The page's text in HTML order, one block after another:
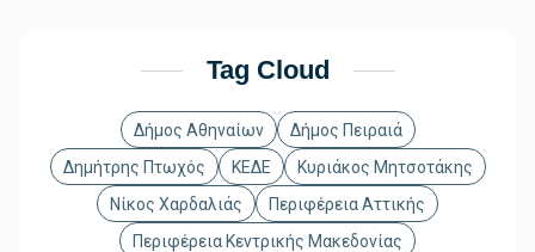
Tag Cloud
Δήμος Αθηναίων
Δήμος Πειραιά
Δημήτρης Πτωχός
ΚΕΔΕ
Κυριάκος Μητσοτάκης
Νίκος Χαρδαλιάς
Περιφέρεια Αττικής
Περιφέρεια Κεντρικής Μακεδονίας